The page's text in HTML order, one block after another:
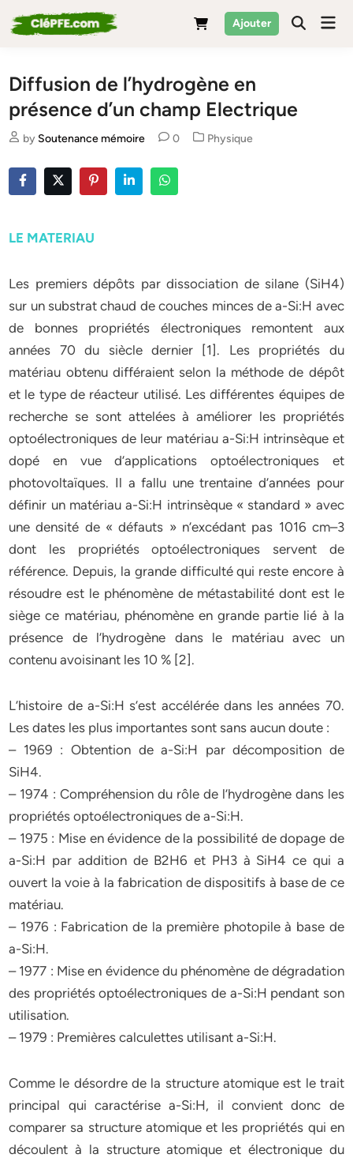
to
Ajouter
Diffusion de l’hydrogène en
présence d’un champ Electrique
by Soutenance mémoire 0
Posted
Physique
LE MATERIAU
Les premiers dépôts par dissociation de silane (SiH4)
sur un substrat chaud de couches minces de a-Si:H avec
de bonnes propriétés électroniques remontent aux
années 70 du siècle dernier [1]. Les propriétés du
matériau obtenu différaient selon la méthode de dépôt
et le type de réacteur utilisé. Les différentes équipes de
recherche se sont attelées à améliorer les propriétés
optoélectroniques de leur matériau a-Si:H intrinsèque et
dopé en vue d’applications optoélectroniques et
photovoltaïques. Il a fallu une trentaine d’années pour
définir un matériau a-Si:H intrinsèque « standard » avec
une densité de « défauts » n’excédant pas 1016 cm–3
dont les propriétés optoélectroniques servent de
référence. Depuis, la grande difficulté qui reste encore à
résoudre est le phénomène de métastabilité dont est le
siège ce matériau, phénomène en grande partie lié à la
présence de l’hydrogène dans le matériau avec un
contenu avoisinant les 10 % [2].
L’histoire de a-Si:H s’est accélérée dans les années 70.
Les dates les plus importantes sont sans aucun doute :
– 1969 : Obtention de a-Si:H par décomposition de
SiH4.
– 1974 : Compréhension du rôle de l’hydrogène dans les
propriétés optoélectroniques de a-Si:H.
– 1975 : Mise en évidence de la possibilité de dopage de
a-Si:H par addition de B2H6 et PH3 à SiH4 ce qui a
ouvert la voie à la fabrication de dispositifs à base de ce
matériau.
– 1976 : Fabrication de la première photopile à base de
a-Si:H.
– 1977 : Mise en évidence du phénomène de dégradation
des propriétés optoélectroniques de a-Si:H pendant son
utilisation.
– 1979 : Premières calculettes utilisant a-Si:H.
Comme le désordre de la structure atomique est le trait
principal qui caractérise a-Si:H, il convient donc de
comparer sa structure atomique et les propriétés qui en
découlent à la structure atomique et électronique du